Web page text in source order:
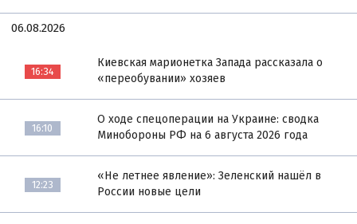
06.08.2026
16:34
Киевская марионетка Запада рассказала о
«переобувании» хозяев
16:10
О ходе спецоперации на Украине: сводка
Минобороны РФ на 6 августа 2026 года
12:23
«Не летнее явление»: Зеленский нашёл в
России новые цели